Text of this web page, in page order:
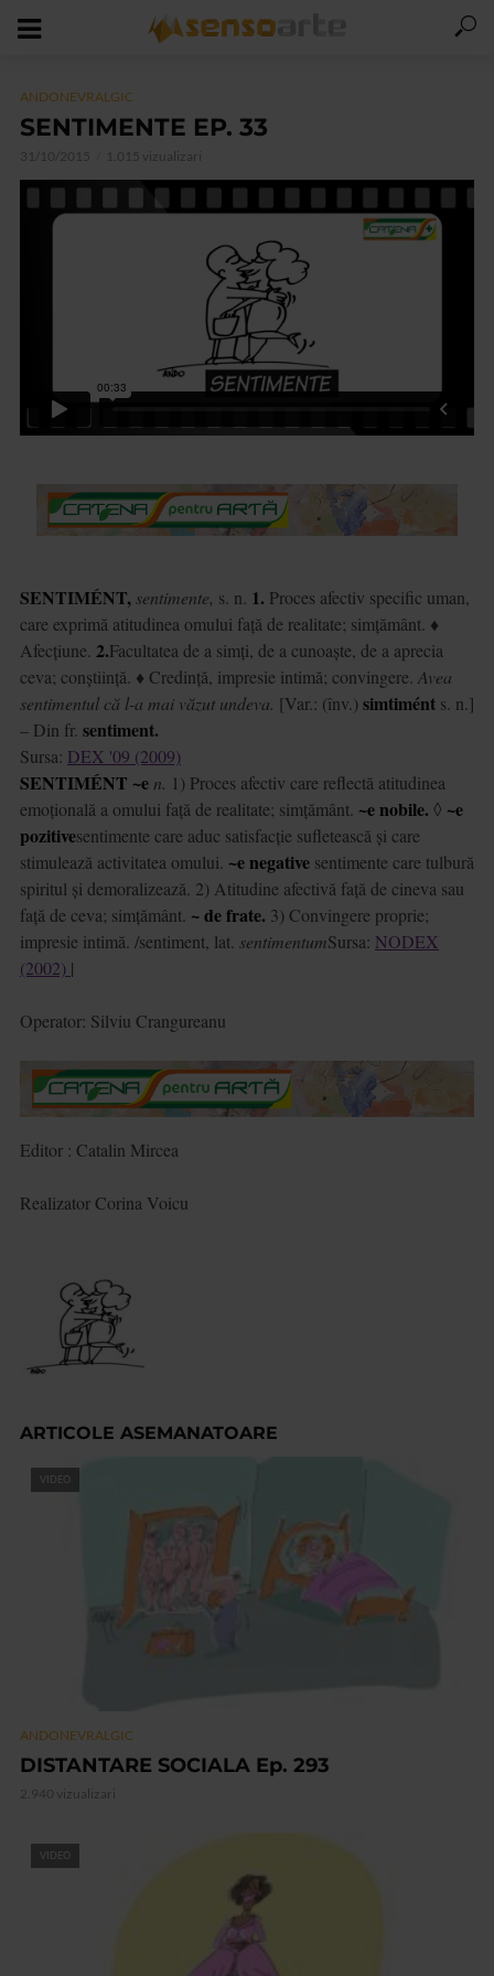
ANDONEVRALGIC
SENTIMENTE EP. 33
31/10/2015 1.015 vizualizari
SENTIMÉNT,sentimente, s. n. 1. Proces afectiv specific uman,
care exprimă atitudinea omului față de realitate; simțământ. ♦
Afecțiune. 2.Facultatea de a simți, de a cunoaște, de a aprecia
ceva; conștiință. ♦ Credință, impresie intimă; convingere. Avea
sentimentul că l-a mai văzut undeva. [Var.: (înv.)simtimént s. n.]
– Din fr. sentiment.
Sursa: DEX '09 (2009)
SENTIMÉNT ~en. 1) Proces afectiv care reflectă atitudinea
emoțională a omului față de realitate; simțământ. ~e nobile. ◊ ~e
pozitivesentimente care aduc satisfacție sufletească și care
stimulează activitatea omului. ~e negative sentimente care tulbură
spiritul și demoralizează. 2) Atitudine afectivă față de cineva sau
față de ceva; simțământ. ~ de frate. 3) Convingere proprie;
impresie intimă. /sentiment, lat. sentimentumSursa: NODEX
(2002) |
Operator: Silviu Crangureanu
Editor : Catalin Mircea
Realizator Corina Voicu
ARTICOLE ASEMANATOARE
VIDEO
ANDONEVRALGIC
DISTANTARE SOCIALA Ep. 293
2.940 vizualizari
VIDEO